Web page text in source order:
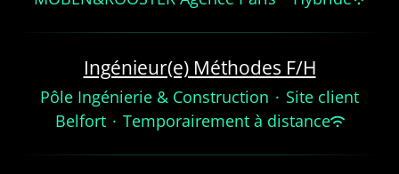
Ingénieur(e) Méthodes F/H
Pôle Ingénierie & Construction · Site client
Belfort · Temporairement à distance